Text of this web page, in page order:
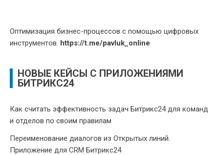
Оптимизация бизнес-процессов с помощью цифровых
инструментов. https://t.me/pavluk_online
НОВЫЕ КЕЙСЫ С ПРИЛОЖЕНИЯМИ
БИТРИКС24
Как считать эффективность задач Битрикс24 для команд
и отделов по своим правилам
Переименование диалогов из Открытых линий.
Приложение для CRM Битрикс24